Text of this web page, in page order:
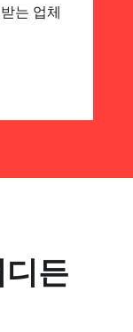
는 업체
든